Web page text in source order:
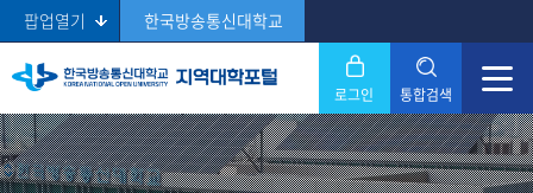
팝업열기 한국방송통신대학교
로그인 통합검색
Search 닫기